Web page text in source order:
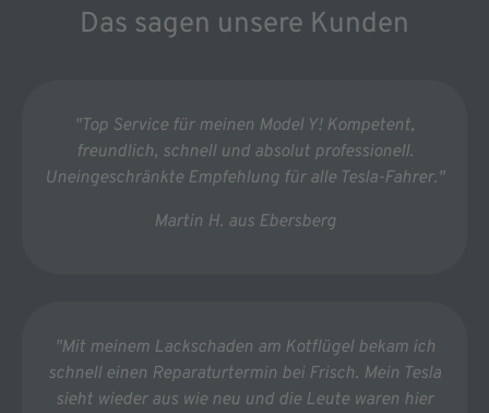
Das sagen unsere Kunden
"Top Service für meinen Model Y! Kompetent,
freundlich, schnell und absolut professionell.
Uneingeschränkte Empfehlung für alle Tesla-Fahrer."
Martin H. aus Ebersberg
"Mit meinem Lackschaden am Kotflügel bekam ich
schnell einen Reparaturtermin bei Frisch. Mein Tesla
sieht wieder aus wie neu und die Leute waren hier